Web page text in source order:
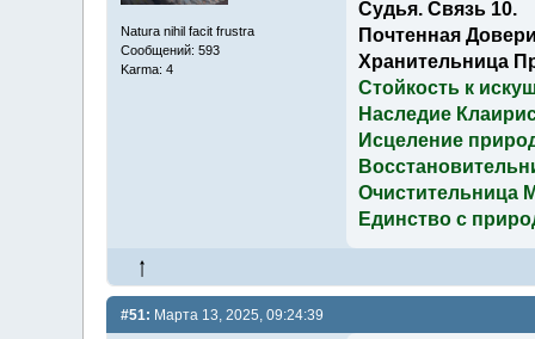
Natura nihil facit frustra
Сообщений: 593
Karma: 4
Судья. Связь 10.
Почтенная
Хранительница
Стойкость к
Наследие
Исцеление
Очистительница
Единство с
#51: Марта 13, 2025, 09:24:39